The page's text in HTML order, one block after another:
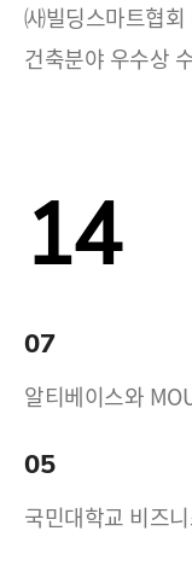
㈔빌딩스마트협
건축분야 우수상
14
07
알티베이스와
05
국민대학교 비즈